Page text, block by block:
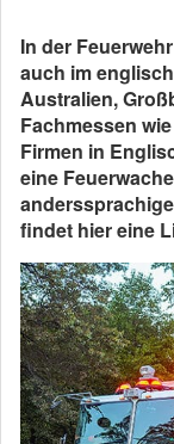
In der
auch im
Australien,
Fachmessen
Firmen in
eine
findet hier eine